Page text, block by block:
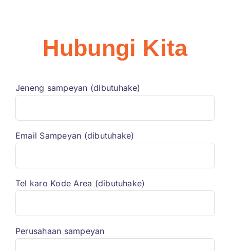
Hubungi Kita
Jeneng sampeyan (dibutuhake)
Email Sampeyan (dibutuhake)
Tel karo Kode Area (dibutuhake)
Perusahaan sampeyan